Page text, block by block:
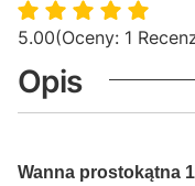
5.00(Oceny: 1
Opis
Wanna prostokątna